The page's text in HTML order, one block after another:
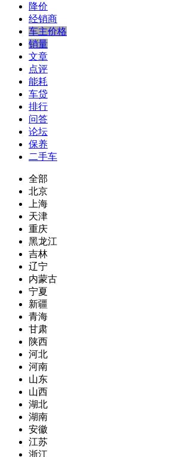
降价
经销商
车主价格
销量
文章
点评
能耗
车贷
排行
问答
论坛
保养
二手车
全部
北京
上海
天津
重庆
黑龙江
吉林
辽宁
内蒙古
宁夏
新疆
青海
甘肃
陕西
河北
河南
山东
山西
湖北
湖南
安徽
江苏
浙江